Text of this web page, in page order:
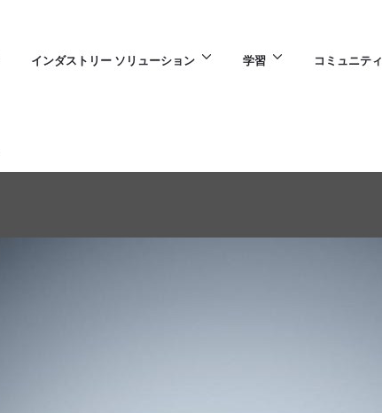
インダストリー ソリューション 学習 コミュニティ